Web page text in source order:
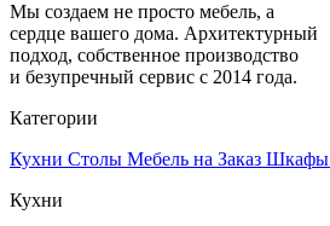
Мы создаем не просто мебель, а
сердце вашего дома. Архитектурный
подход, собственное производство
и безупречный сервис с 2014 года.
Категории
Кухни Столы Мебель на Заказ Шкафы
Кухни